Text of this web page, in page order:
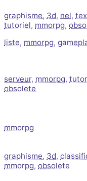
graphisme, 3d, nel,
tutoriel, mmorpg,
liste, mmorpg,
serveur, mmorpg,
obsolete
mmorpg
graphisme, 3d,
mmorpg, obsolete